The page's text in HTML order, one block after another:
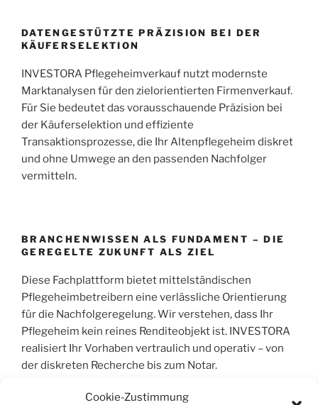
Cookie-Zustimmung
DATENGESTÜTZTE PRÄZISION BEI DER
KÄUFERSELEKTION
INVESTORA Pflegeheimverkauf nutzt modernste
Marktanalysen für den zielorientierten Firmenverkauf.
Für Sie bedeutet das vorausschauende Präzision bei
der Käuferselektion und effiziente
Transaktionsprozesse, die Ihr Altenpflegeheim diskret
und ohne Umwege an den passenden Nachfolger
vermitteln.
BRANCHENWISSEN ALS FUNDAMENT – DIE
GEREGELTE ZUKUNFT ALS ZIEL
Diese Fachplattform bietet mittelständischen
Pflegeheimbetreibern eine verlässliche Orientierung
für die Nachfolgeregelung. Wir verstehen, dass Ihr
Pflegeheim kein reines Renditeobjekt ist. INVESTORA
realisiert Ihr Vorhaben vertraulich und operativ – von
der diskreten Recherche bis zum Notar.